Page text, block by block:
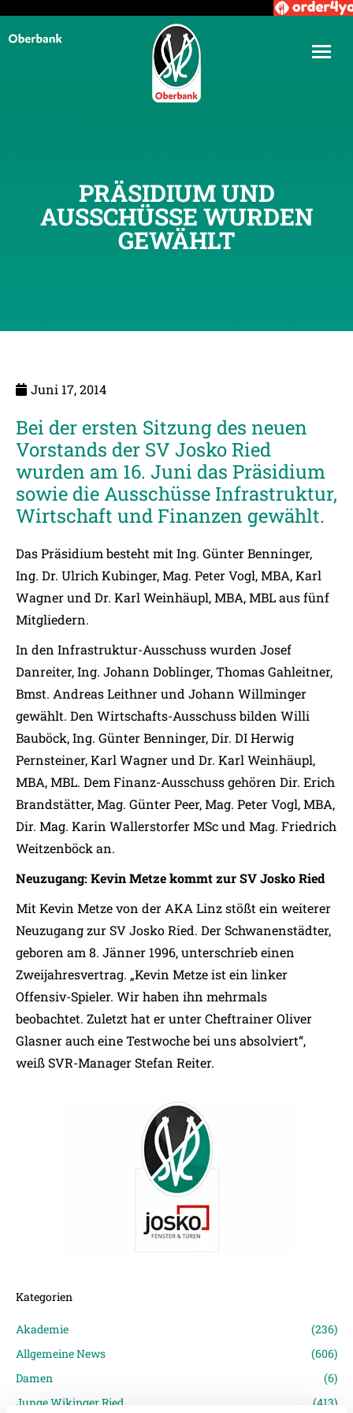
PRÄSIDIUM UND
AUSSCHÜSSE WURDEN
GEWÄHLT
Juni 17, 2014
Bei der ersten Sitzung des neuen
Vorstands der SV Josko Ried
wurden am 16. Juni das Präsidium
sowie die Ausschüsse Infrastruktur,
Wirtschaft und Finanzen gewählt.
Das Präsidium besteht mit Ing. Günter Benninger,
Ing. Dr. Ulrich Kubinger, Mag. Peter Vogl, MBA, Karl
Wagner und Dr. Karl Weinhäupl, MBA, MBL aus fünf
Mitgliedern.
In den Infrastruktur-Ausschuss wurden Josef
Danreiter, Ing. Johann Doblinger, Thomas Gahleitner,
Bmst. Andreas Leithner und Johann Willminger
gewählt. Den Wirtschafts-Ausschuss bilden Willi
Bauböck, Ing. Günter Benninger, Dir. DI Herwig
Pernsteiner, Karl Wagner und Dr. Karl Weinhäupl,
MBA, MBL. Dem Finanz-Ausschuss gehören Dir. Erich
Brandstätter, Mag. Günter Peer, Mag. Peter Vogl, MBA,
Dir. Mag. Karin Wallerstorfer MSc und Mag. Friedrich
Weitzenböck an.
Neuzugang: Kevin Metze kommt zur SV Josko Ried
Mit Kevin Metze von der AKA Linz stößt ein weiterer
Neuzugang zur SV Josko Ried. Der Schwanenstädter,
geboren am 8. Jänner 1996, unterschrieb einen
Zweijahresvertrag. „Kevin Metze ist ein linker
Offensiv-Spieler. Wir haben ihn mehrmals
beobachtet. Zuletzt hat er unter Cheftrainer Oliver
Glasner auch eine Testwoche bei uns absolviert“,
weiß SVR-Manager Stefan Reiter.
Kategorien
Akademie
(236)
Allgemeine News
(606)
Damen
(6)
Junge Wikinger Ried
(413)